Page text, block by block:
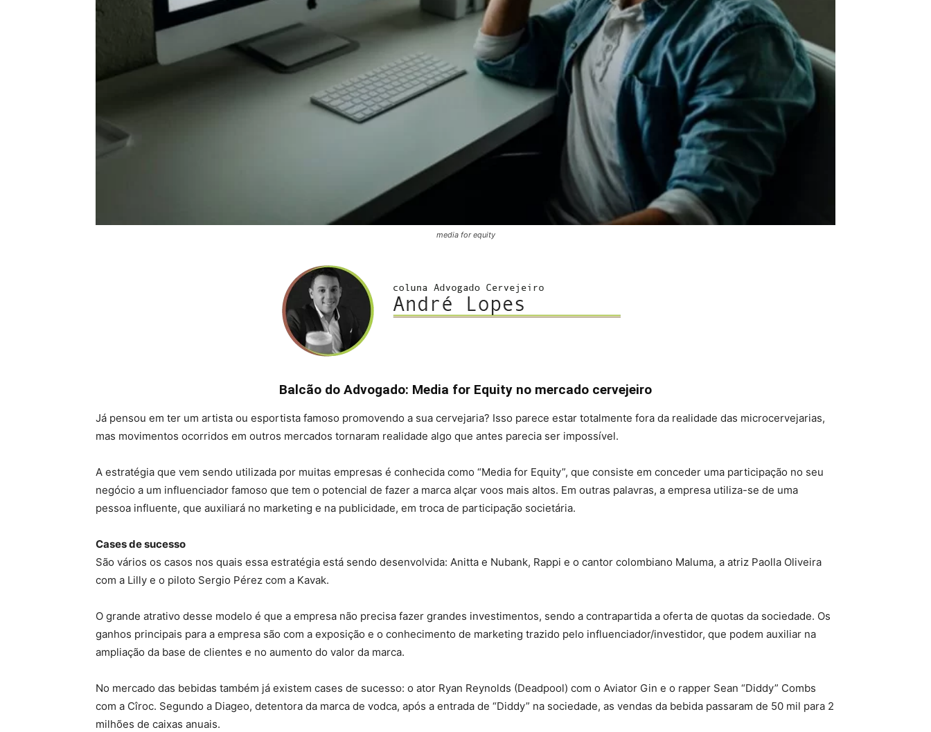
media for equity
Balcão do Advogado: Media for Equity no mercado cervejeiro
Já pensou em ter um artista ou esportista famoso promovendo a sua cervejaria? Isso parece estar totalmente fora da realidade das microcervejarias,
mas movimentos ocorridos em outros mercados tornaram realidade algo que antes parecia ser impossível.
A estratégia que vem sendo utilizada por muitas empresas é conhecida como “Media for Equity”, que consiste em conceder uma participação no seu
negócio a um influenciador famoso que tem o potencial de fazer a marca alçar voos mais altos. Em outras palavras, a empresa utiliza-se de uma
pessoa influente, que auxiliará no marketing e na publicidade, em troca de participação societária.
Cases de sucesso
São vários os casos nos quais essa estratégia está sendo desenvolvida: Anitta e Nubank, Rappi e o cantor colombiano Maluma, a atriz Paolla Oliveira
com a Lilly e o piloto Sergio Pérez com a Kavak.
O grande atrativo desse modelo é que a empresa não precisa fazer grandes investimentos, sendo a contrapartida a oferta de quotas da sociedade. Os
ganhos principais para a empresa são com a exposição e o conhecimento de marketing trazido pelo influenciador/investidor, que podem auxiliar na
ampliação da base de clientes e no aumento do valor da marca.
No mercado das bebidas também já existem cases de sucesso: o ator Ryan Reynolds (Deadpool) com o Aviator Gin e o rapper Sean “Diddy” Combs
com a Cîroc. Segundo a Diageo, detentora da marca de vodca, após a entrada de “Diddy” na sociedade, as vendas da bebida passaram de 50 mil para 2
milhões de caixas anuais.